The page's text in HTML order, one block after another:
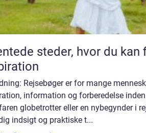
steder, hvor du kan
Rejsebøger er for mange
information og forberedelse
globetrotter eller en nybegynder i
indsigt og praktiske t...